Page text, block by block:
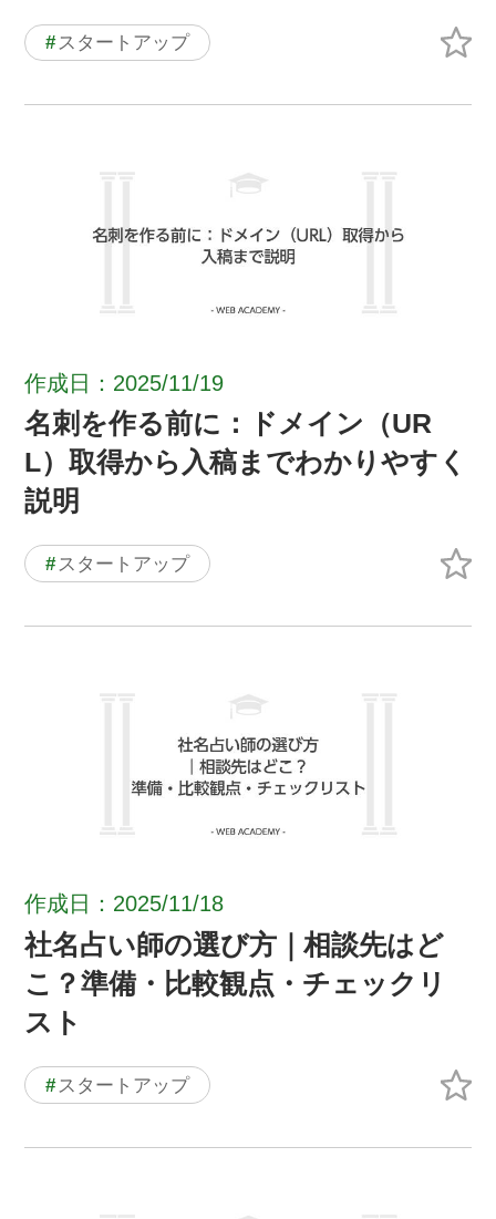
#スタートアップ
作成日：2025/11/19
名刺を作る前に：ドメイン（UR
L）取得から入稿までわかりやすく
説明
# スタートアップ
作成日：2025/11/18
社名占い師の選び方｜相談先はど
こ？準備・比較観点・チェックリ
スト
# スタートアップ